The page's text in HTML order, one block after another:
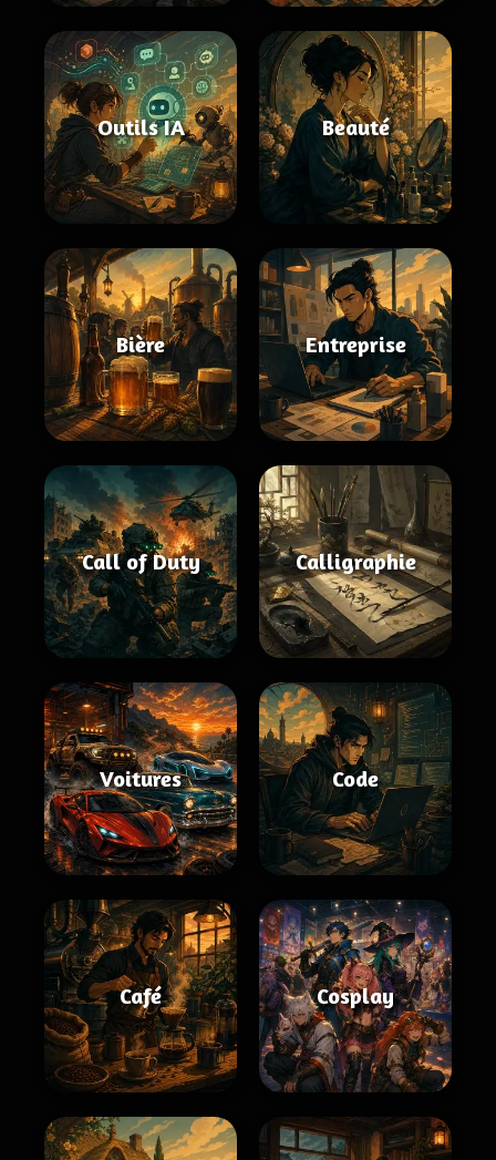
Outils IA Beauté
Bière Entreprise
Call of Duty Calligraphie
Voitures Code
Café Cosplay